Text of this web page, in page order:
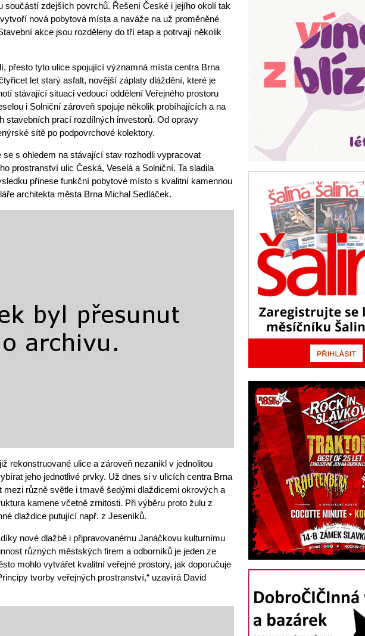
součástí zdejších povrchů. Řešení České i jejího okolí tak
nová pobytová místa a naváže na už proměněné
akce jsou rozděleny do tří etap a potrvají několik
přesto tyto ulice spojující významná místa centra Brna
let starý asfalt, novější záplaty dláždění, které je
stávající situaci vedoucí oddělení Veřejného prostoru
i Solniční zároveň spojuje několik probíhajících a na
stavebních prací rozdílných investorů. Od opravy
sítě po podpovrchové kolektory.
se s ohledem na stávající stav rozhodli vypracovat
prostranství ulic Česká, Veselá a Solniční. Ta sladila
přinese funkční pobytové místo s kvalitní kamennou
architekta města Brna Michal Sedláček.
rekonstruované ulice a zároveň nezanikl v jednolitou
jeho jednotlivé prvky. Už dnes si v ulicích centra Brna
různě světle i tmavě šedými dlaždicemi okrových a
kamene včetně zrnitosti. Při výběru proto žulu z
dlaždice putující např. z Jeseníků.
nové dlažbě i připravovanému Janáčkovu kulturnímu
různých městských firem a odborníků je jeden ze
mohlo vytvářet kvalitní veřejné prostory, jak doporučuje
tvorby veřejných prostranství,“ uzavírá David